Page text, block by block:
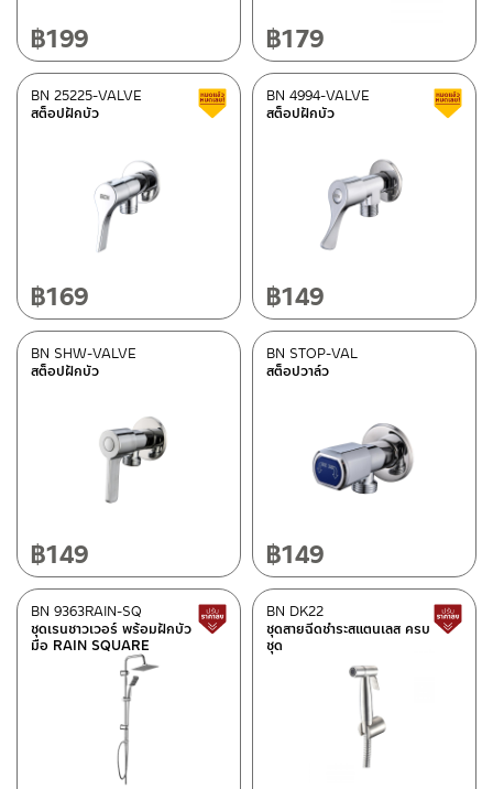
฿199 ฿179
สต็อปฝักบัว
BN 25225-VALVE สินค้าลดราคา เคลียร์สต็อก
฿169
สต็อปฝักบัว
BN 4994-VALVE
฿149
สต็อปฝักบัว
BN SHW-VALVE
฿149
สต็อปวาล์ว
BN STOP-VAL
฿149
ชุดเรนชาวเวอร์ พร้อมฝักบัว
มือ RAIN SQUARE
BN 9363RAIN-SQ สินค้าปรับราคาลดลง
ชุดสายฉีดชำระสแตนเลส ครบ
ชุด
BN DK22